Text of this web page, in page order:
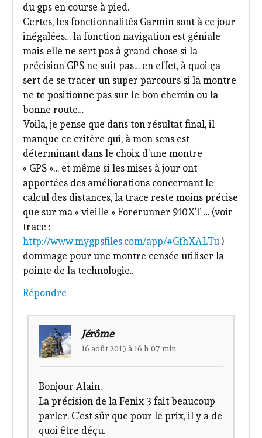
du gps en course à pied.
Certes, les fonctionnalités Garmin sont à ce jour
inégalées… la fonction navigation est géniale
mais elle ne sert pas à grand chose si la
précision GPS ne suit pas… en effet, à quoi ça
sert de se tracer un super parcours si la montre
ne te positionne pas sur le bon chemin ou la
bonne route…
Voila, je pense que dans ton résultat final, il
manque ce critère qui, à mon sens est
déterminant dans le choix d’une montre
« GPS »… et même si les mises à jour ont
apportées des améliorations concernant le
calcul des distances, la trace reste moins précise
que sur ma « vieille » Forerunner 910XT … (voir
trace :
http://www.mygpsfiles.com/app/#GfhXALTu )
dommage pour une montre censée utiliser la
pointe de la technologie..
Répondre
Jérôme
16 août 2015 à 16 h 07 min
Bonjour Alain.
La précision de la Fenix 3 fait beaucoup
parler. C’est sûr que pour le prix, il y a de
quoi être déçu.